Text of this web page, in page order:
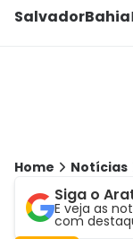
SalvadorBahia
Home Notícias
Siga o
E veja as
com